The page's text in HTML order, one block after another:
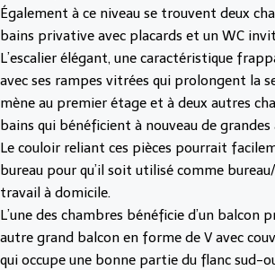
Également à ce niveau se trouvent deux
bains privative avec placards et un WC
L’escalier élégant, une caractéristique
avec ses rampes vitrées qui prolongent la
mène au premier étage et à deux autres
bains qui bénéficient à nouveau de
Le couloir reliant ces pièces pourrait
bureau pour qu’il soit utilisé comme
travail à domicile.
L’une des chambres bénéficie d’un balcon
autre grand balcon en forme de V avec
qui occupe une bonne partie du flanc sud-